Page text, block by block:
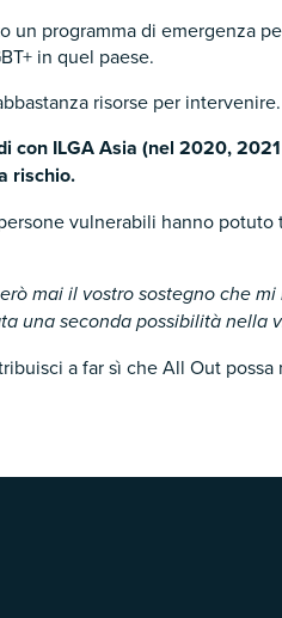
un programma di emergenza
in quel paese.
risorse per intervenire.
con ILGA Asia (nel 2020,
rischio.
vulnerabili hanno
mai il vostro sostegno che
una seconda possibilità nella
a far sì che All Out